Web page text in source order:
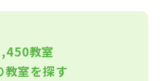
教室
教室を探す